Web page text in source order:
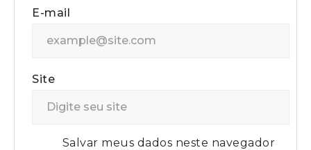
E-mail
Site
Salvar meus dados neste navegador